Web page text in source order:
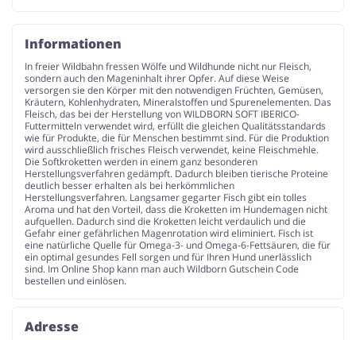
Informationen
In freier Wildbahn fressen Wölfe und Wildhunde nicht nur Fleisch,
sondern auch den Mageninhalt ihrer Opfer. Auf diese Weise
versorgen sie den Körper mit den notwendigen Früchten, Gemüsen,
Kräutern, Kohlenhydraten, Mineralstoffen und Spurenelementen. Das
Fleisch, das bei der Herstellung von WILDBORN SOFT IBERICO-
Futtermitteln verwendet wird, erfüllt die gleichen Qualitätsstandards
wie für Produkte, die für Menschen bestimmt sind. Für die Produktion
wird ausschließlich frisches Fleisch verwendet, keine Fleischmehle.
Die Softkroketten werden in einem ganz besonderen
Herstellungsverfahren gedämpft. Dadurch bleiben tierische Proteine
deutlich besser erhalten als bei herkömmlichen
Herstellungsverfahren. Langsamer gegarter Fisch gibt ein tolles
Aroma und hat den Vorteil, dass die Kroketten im Hundemagen nicht
aufquellen. Dadurch sind die Kroketten leicht verdaulich und die
Gefahr einer gefährlichen Magenrotation wird eliminiert. Fisch ist
eine natürliche Quelle für Omega-3- und Omega-6-Fettsäuren, die für
ein optimal gesundes Fell sorgen und für Ihren Hund unerlässlich
sind. Im Online Shop kann man auch Wildborn Gutschein Code
bestellen und einlösen.
Adresse